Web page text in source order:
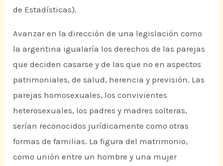
de Estadísticas).
Avanzar en la dirección de una legislación como
la argentina igualaría los derechos de las parejas
que deciden casarse y de las que no en aspectos
patrimoniales, de salud, herencia y previsión. Las
parejas homosexuales, los convivientes
heterosexuales, los padres y madres solteras,
serían reconocidos jurídicamente como otras
formas de familias. La figura del matrimonio,
como unión entre un hombre y una mujer